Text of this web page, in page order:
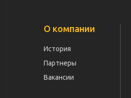
О компании
История
Партнеры
Вакансии